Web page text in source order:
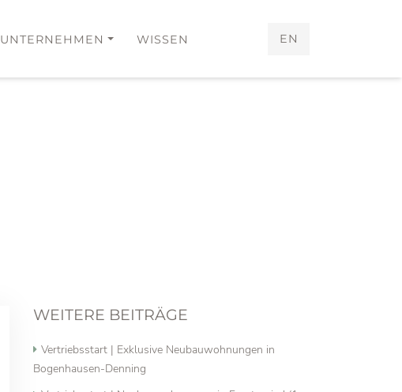
UNTERNEHMEN WISSEN EN
WEITERE BEITRÄGE
Vertriebsstart | Exklusive Neubauwohnungen in
Bogenhausen-Denning